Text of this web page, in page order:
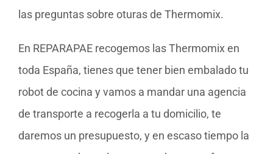
las preguntas sobre oturas de Thermomix.
En REPARAPAE recogemos las Thermomix en
toda España, tienes que tener bien embalado tu
robot de cocina y vamos a mandar una agencia
de transporte a recogerla a tu domicilio, te
daremos un presupuesto, y en escaso tiempo la